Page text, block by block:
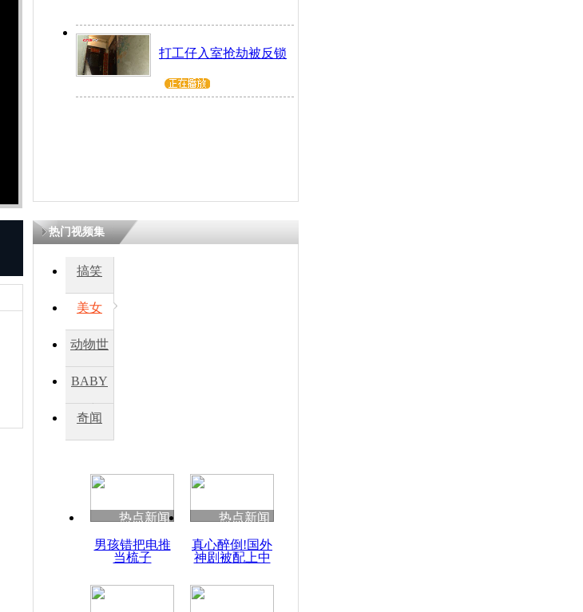
打工仔入室抢劫被反锁
热门视频集
搞笑
美女
动物世
BABY
秀
奇闻
热点新闻
男孩错把电推
当梳子
热点新闻
真心醉倒!国外
神剧被配上中